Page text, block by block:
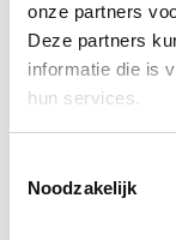
onze partners
Deze partners
informatie die is
hun services.
Noodzakelijk
G3 prijs
fairair levert
een hogere
afvangen